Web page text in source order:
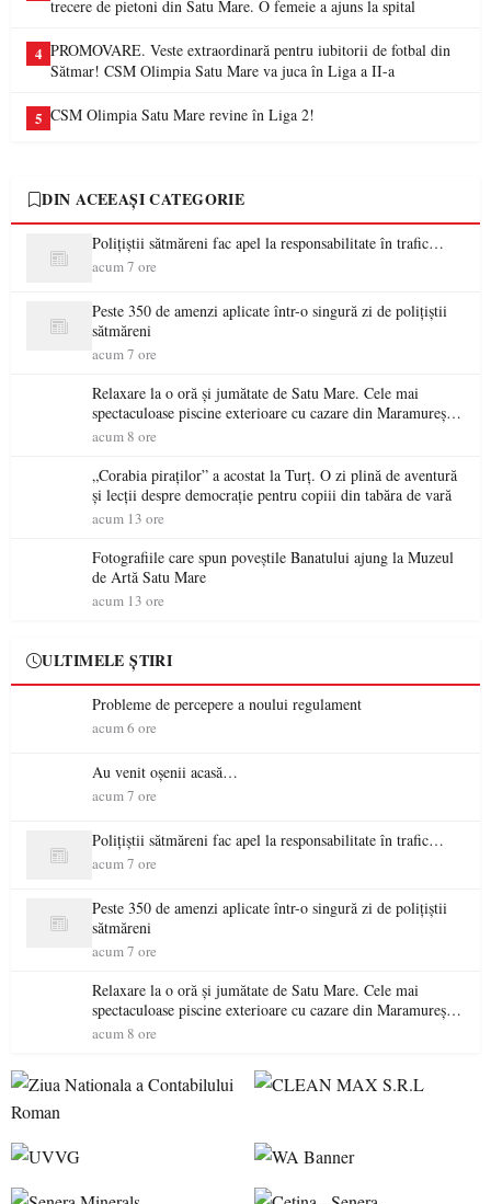
trecere de pietoni din Satu Mare. O femeie a ajuns la spital
4 PROMOVARE. Veste extraordinară pentru iubitorii de fotbal din
Sătmar! CSM Olimpia Satu Mare va juca în Liga a II-a
5 CSM Olimpia Satu Mare revine în Liga 2!
DIN ACEEAȘI CATEGORIE
Polițiștii sătmăreni fac apel la responsabilitate în trafic…
acum 7 ore
Peste 350 de amenzi aplicate într-o singură zi de polițiștii
sătmăreni
acum 7 ore
Relaxare la o oră și jumătate de Satu Mare. Cele mai
spectaculoase piscine exterioare cu cazare din Maramureș,
ideale pentru o escapadă de vară
acum 8 ore
„Corabia piraților” a acostat la Turț. O zi plină de aventură
și lecții despre democrație pentru copiii din tabăra de vară
acum 13 ore
Fotografiile care spun poveștile Banatului ajung la Muzeul
de Artă Satu Mare
acum 13 ore
ULTIMELE ȘTIRI
Probleme de percepere a noului regulament
acum 6 ore
Au venit oșenii acasă…
acum 7 ore
Polițiștii sătmăreni fac apel la responsabilitate în trafic…
acum 7 ore
Peste 350 de amenzi aplicate într-o singură zi de polițiștii
sătmăreni
acum 7 ore
Relaxare la o oră și jumătate de Satu Mare. Cele mai
spectaculoase piscine exterioare cu cazare din Maramureș,
ideale pentru o escapadă de vară
acum 8 ore